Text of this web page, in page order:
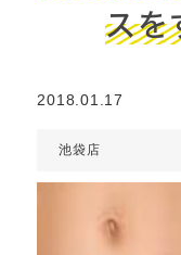
スを
2018.01.17
池袋店